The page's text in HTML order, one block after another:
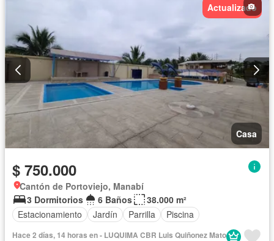
Actualizado
Casa
$ 750.000
Cantón de Portoviejo, Manabí
3 Dormitorios
6 Baños
38.000 m²
Estacionamiento
Jardín Parrilla Piscina
Hace 2 días, 14 horas en - LUQUIMA CBR Luis Quiñonez Mato